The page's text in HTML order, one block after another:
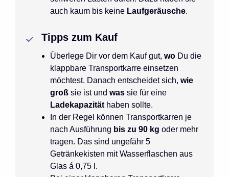
auch kaum bis keine Laufgeräusche.
Tipps zum Kauf
Überlege Dir vor dem Kauf gut, wo Du die
klappbare Transportkarre einsetzen
möchtest. Danach entscheidet sich, wie
groß sie ist und was sie für eine
Ladekapazität haben sollte.
In der Regel können Transportkarren je
nach Ausführung bis zu 90 kg oder mehr
tragen. Das sind ungefähr 5
Getränkekisten mit Wasserflaschen aus
Glas á 0,75 l.